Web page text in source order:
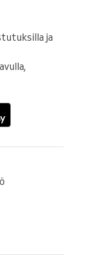
ja